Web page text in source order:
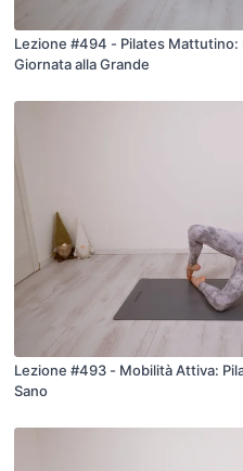
Lezione #494 - Pilates Mattutino:
Giornata alla Grande
Lezione #493 - Mobilità Attiva:
Sano